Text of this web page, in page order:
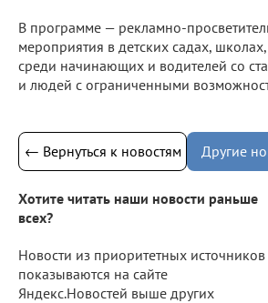
В программе — рекламно-
мероприятия в детских садах,
среди начинающих и водителей со
и людей с ограниченными
← Вернуться к новостям Другие
Хотите читать наши новости раньше
всех?
Новости из приоритетных источников
показываются на сайте
Яндекс.Новостей выше других